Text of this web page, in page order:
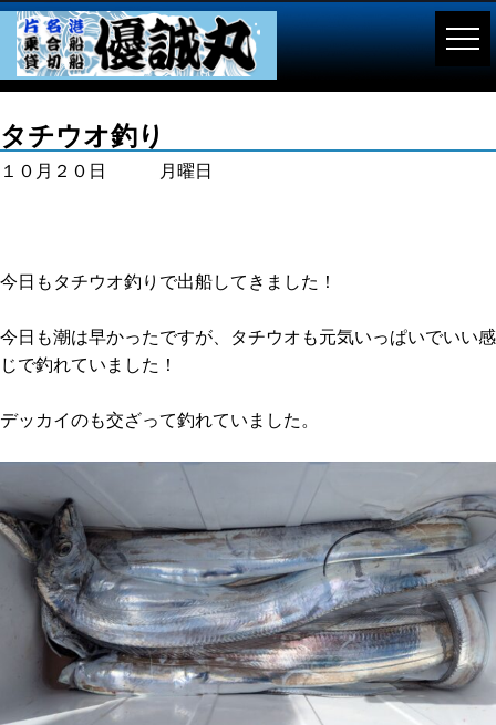
タチウオ釣り
１０月２０日 月曜日
今日もタチウオ釣りで出船してきました！
今日も潮は早かったですが、タチウオも元気いっぱいでいい感
じで釣れていました！
デッカイのも交ざって釣れていました。